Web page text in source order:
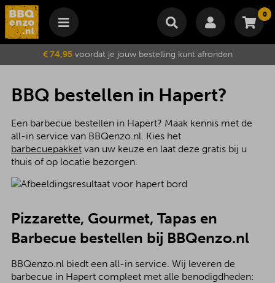
0
Winkelmand
Je winkelwagen is momenteel leeg.
Subtotaal €
Wijzig winkelmand Bestellen
€ 74,95voordat je jouw bestelling kunt afronden
BBQ bestellen in Hapert?
Een barbecue bestellen in Hapert? Maak kennis met de
all-in service van BBQenzo.nl. Kies het
barbecuepakketvan uw keuze en laat deze gratis bij u
thuis of op locatie bezorgen.
Pizzarette, Gourmet, Tapas en
Barbecue bestellen bij BBQenzo.nl
BBQenzo.nl biedt een all-in service. Wij leveren de
barbecue in Hapert compleet met alle benodigdheden: